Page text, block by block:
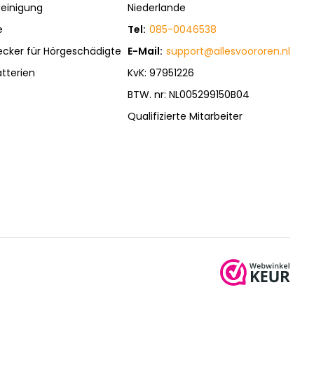
für Hörgeschädigte
Niederlande
Tel: 085-0046538
E-Mail: support@allesvoororen.nl
KvK: 97951226
BTW. nr: NL005299150B04
Qualifizierte Mitarbeiter